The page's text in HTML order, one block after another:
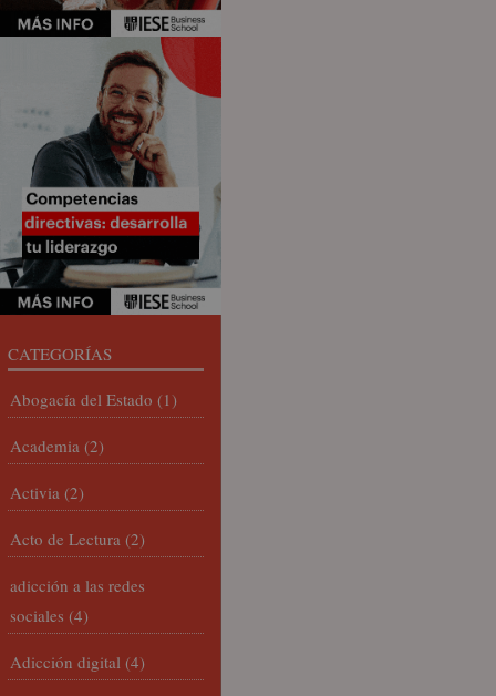
CATEGORÍAS
Abogacía del Estado (1)
Academia (2)
Activia (2)
Acto de Lectura (2)
adicción a las redes
sociales (4)
Adicción digital (4)